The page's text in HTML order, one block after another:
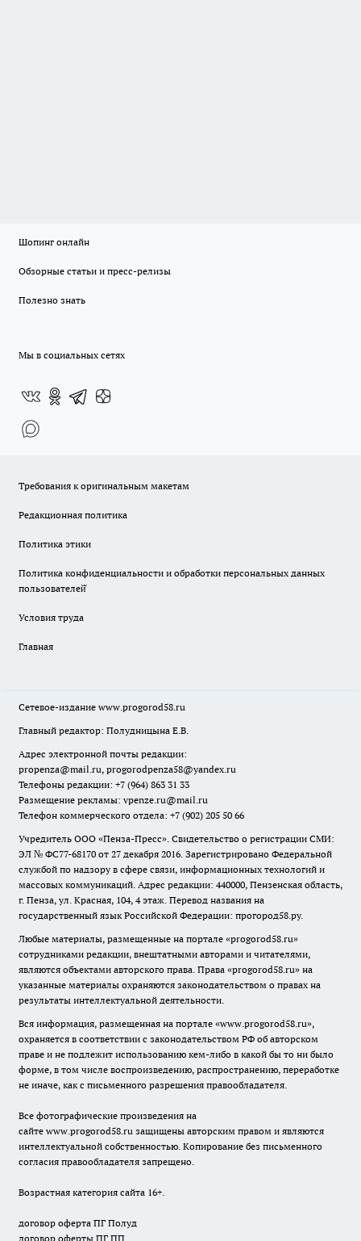
Шопинг онлайн
Обзорные статьи и пресс-релизы
Полезно знать
Мы в социальных сетях
Требования к оригинальным макетам
Редакционная политика
Политика этики
Политика конфиденциальности и обработки персональных данных
пользователей̆
Условия труда
Главная
Сетевое-издание www.progorod58.ru
Главный редактор: Полудницына Е.В.
Адрес электронной почты редакции:
propenza@mail.ru, progorodpenza58@yandex.ru
Телефоны редакции: +7 (964) 863 31 33
Размещение рекламы: vpenze.ru@mail.ru
Телефон коммерческого отдела: +7 (902) 205 50 66
Учредитель ООО «Пенза-Пресс». Свидетельство о регистрации СМИ:
ЭЛ № ФС77-68170 от 27 декабря 2016. Зарегистрировано Федеральной
службой по надзору в сфере связи, информационных технологий и
массовых коммуникаций. Адрес редакции: 440000, Пензенская область,
г. Пенза, ул. Красная, 104, 4 этаж. Перевод названия на
государственный язык Российской Федерации: прогород58.ру.
Любые материалы, размещенные на портале «progorod58.ru»
сотрудниками редакции, внештатными авторами и читателями,
являются объектами авторского права. Права «progorod58.ru» на
указанные материалы охраняются законодательством о правах на
результаты интеллектуальной деятельности.
Вся информация, размещенная на портале «www.progorod58.ru»,
охраняется в соответствии с законодательством РФ об авторском
праве и не подлежит использованию кем-либо в какой бы то ни было
форме, в том числе воспроизведению, распространению, переработке
не иначе, как с письменного разрешения правообладателя.
Все фотографические произведения на
сайте www.progorod58.ru защищены авторским правом и являются
интеллектуальной собственностью. Копирование без письменного
согласия правообладателя запрещено.
Возрастная категория сайта 16+.
договор оферта ПГ Полуд
договор оферты ПГ ПП